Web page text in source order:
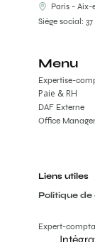
Paris -
Siège social:
Menu
Expertise-
DAF Externe
Office
Paie & RH
Liens utiles
Politique
Expert-